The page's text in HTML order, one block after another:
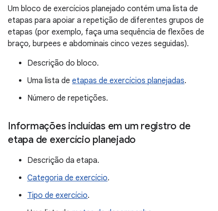
Um bloco de exercícios planejado contém uma lista de
etapas para apoiar a repetição de diferentes grupos de
etapas (por exemplo, faça uma sequência de flexões de
braço, burpees e abdominais cinco vezes seguidas).
Descrição do bloco.
Uma lista de etapas de exercícios planejadas.
Número de repetições.
Informações incluídas em um registro de
etapa de exercício planejado
Descrição da etapa.
Categoria de exercício.
Tipo de exercício.